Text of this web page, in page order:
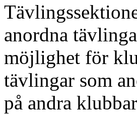
anordna
möjlighet för
tävlingar som
på andra